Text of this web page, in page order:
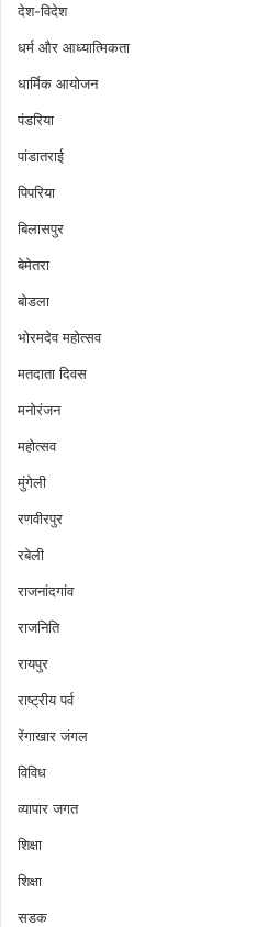
देश-विदेश
धर्म और आध्यात्मिकता
धार्मिक आयोजन
पंडरिया
पांडातराई
पिपरिया
बिलासपुर
बेमेतरा
बोडला
भोरमदेव महोत्सव
मतदाता दिवस
मनोरंजन
महोत्सव
मुंगेली
रणवीरपुर
रबेली
राजनांदगांव
राजनिति
रायपुर
राष्ट्रीय पर्व
रेंगाखार जंगल
विविध
व्यापार जगत
शिक्षा
शिक्षा
सडक